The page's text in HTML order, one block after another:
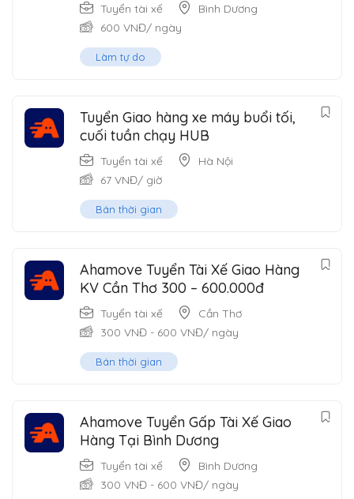
Tuyển tài xế
Bình Dương
600 VNĐ/ ngày
Làm tự do
Tuyển Giao hàng xe máy buổi tối,
cuối tuần chạy HUB
Tuyển tài xế
Hà Nội
67 VNĐ/ giờ
Bán thời gian
Ahamove Tuyển Tài Xế Giao Hàng
KV Cần Thơ 300 – 600.000đ
Tuyển tài xế
Cần Thơ
300 VNĐ - 600 VNĐ/ ngày
Bán thời gian
Ahamove Tuyển Gấp Tài Xế Giao
Hàng Tại Bình Dương
Tuyển tài xế
Bình Dương
300 VNĐ - 600 VNĐ/ ngày